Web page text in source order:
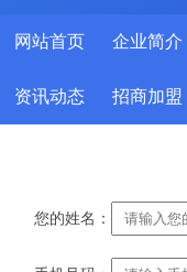
网站首页 企业简介
资讯动态 招商加盟
您的姓名：